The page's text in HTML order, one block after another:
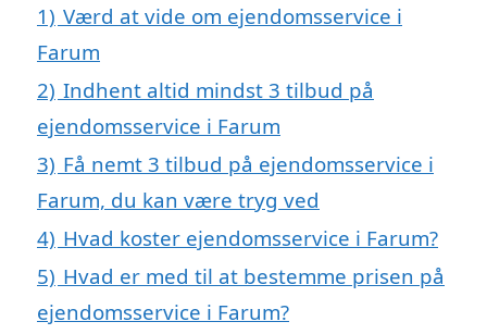
1) Værd at vide om ejendomsservice i
Farum
2) Indhent altid mindst 3 tilbud på
ejendomsservice i Farum
3) Få nemt 3 tilbud på ejendomsservice i
Farum, du kan være tryg ved
4) Hvad koster ejendomsservice i Farum?
5) Hvad er med til at bestemme prisen på
ejendomsservice i Farum?